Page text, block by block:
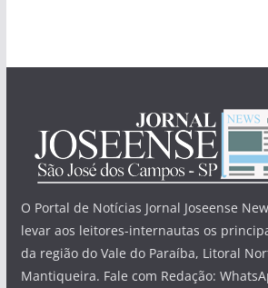
O Portal de Notícias Jornal Joseense
levar aos leitores-internautas os
da região do Vale do Paraíba, Litoral
Mantiqueira. Fale com Redação: